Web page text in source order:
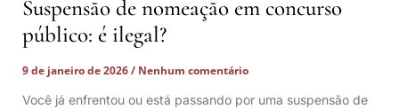
Suspensão de nomeação em concurso
público: é ilegal?
9 de janeiro de 2026
Nenhum comentário
Você já enfrentou ou está passando por uma suspensão de